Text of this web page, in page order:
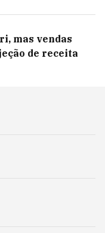
mas vendas
de receita